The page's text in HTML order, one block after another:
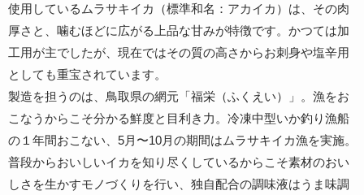
使用しているムラサキイカ（標準和名：アカイカ）は、その肉
厚さと、噛むほどに広がる上品な甘みが特徴です。かつては加
工用が主でしたが、現在ではその質の高さからお刺身や塩辛用
としても重宝されています。
製造を担うのは、鳥取県の網元「福栄（ふくえい）」。漁をお
こなうからこそ分かる鮮度と目利き力。冷凍中型いか釣り漁船
の１年間おこない、5月〜10月の期間はムラサキイカ漁を実施。
普段からおいしいイカを知り尽くしているからこそ素材のおい
しさを生かすモノづくりを行い、独自配合の調味液はうま味調